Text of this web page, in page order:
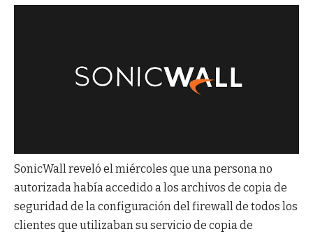
SonicWall reveló el miércoles que una persona no
autorizada había accedido a los archivos de copia de
seguridad de la configuración del firewall de todos los
clientes que utilizaban su servicio de copia de